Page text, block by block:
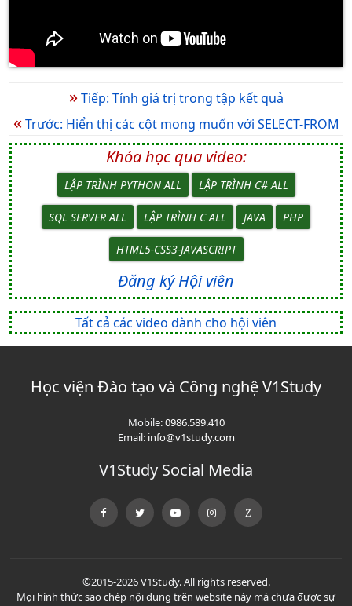
»Tiếp: Tính giá trị trong tập kết quả
«Trước: Hiển thị các cột mong muốn với SELECT-FROM
Khóa học qua video:
LẬP TRÌNH PYTHON ALL LẬP TRÌNH C# ALL
SQL SERVER ALL LẬP TRÌNH C ALL JAVA PHP
HTML5-CSS3-JAVASCRIPT
Đăng ký Hội viên
Tất cả các video dành cho hội viên
Học viện Đào tạo và Công nghệ V1Study
Mobile:0986.589.410
Email: info@v1study.com
V1Study Social Media
©2015-2026 V1Study. All rights reserved.
Mọi hình thức sao chép nội dung trên website này mà chưa được sự